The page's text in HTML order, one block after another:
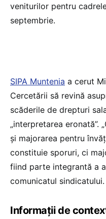
veniturilor pentru
septembrie.
SIPA Muntenia a cerut
Cercetării să revină
scăderile de drepturi
„interpretarea eronată”.
și majorarea pentru
constituie sporuri, ci
fiind parte integrantă a
comunicatul sindicatului.
Informații de